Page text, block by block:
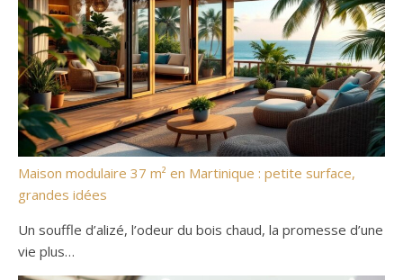
Maison modulaire 37 m² en Martinique : petite surface,
grandes idées
Un souffle d’alizé, l’odeur du bois chaud, la promesse d’une
vie plus…